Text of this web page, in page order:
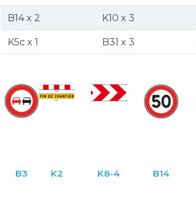
B14 x 2 K10 x 3
K5c x 1 B31 x 3
B3 K2 K8-4 B14